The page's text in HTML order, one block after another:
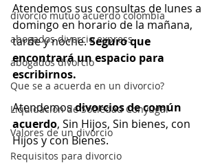
divorcio mutuo acuerdo colombia
abogados divorcio express
abogados divorcio
Que se a acuerda en un divorcio?
Liquidación de Sociedad Conyugal
Valores de un divorcio
Requisitos para divorcio
Atendemos sus consultas de lunes a
domingo en horario de la mañana,
tarde y noche. Seguro que
encontrará un espacio para
escribirnos.
Atendemos divorcios de común
acuerdo, Sin Hijos, Sin bienes, con
Hijos y con Bienes.